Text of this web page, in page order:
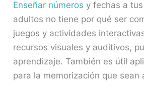
Enseñar números y fechas a
adultos no tiene por qué ser
juegos y actividades
recursos visuales y auditivos,
aprendizaje. También es útil
para la memorización que sean